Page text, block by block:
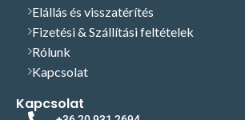
Elállás és visszatérítés
Fizetési & Szállítási feltételek
Rólunk
Kapcsolat
Kapcsolat